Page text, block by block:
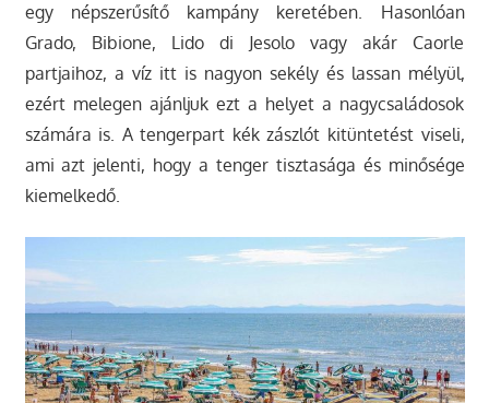
egy népszerűsítő kampány keretében. Hasonlóan
Grado, Bibione, Lido di Jesolo vagy akár Caorle
partjaihoz, a víz itt is nagyon sekély és lassan mélyül,
ezért melegen ajánljuk ezt a helyet a nagycsaládosok
számára is. A tengerpart kék zászlót kitüntetést viseli,
ami azt jelenti, hogy a tenger tisztasága és minősége
kiemelkedő.